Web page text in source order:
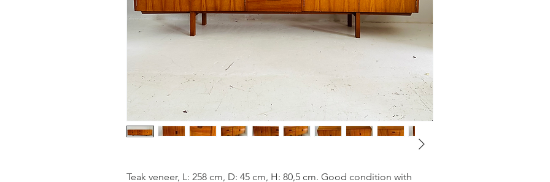
Teak veneer, L: 258 cm, D: 45 cm, H: 80,5 cm. Good condition with